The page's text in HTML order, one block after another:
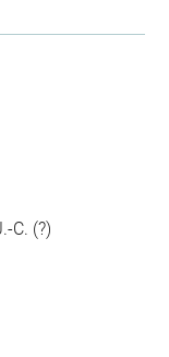
C. (?)